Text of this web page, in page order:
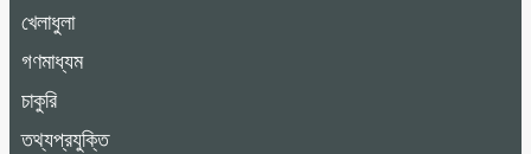
খেলাধুলা
গণমাধ্যম
চাকুরি
তথ্যপ্রযুক্তি